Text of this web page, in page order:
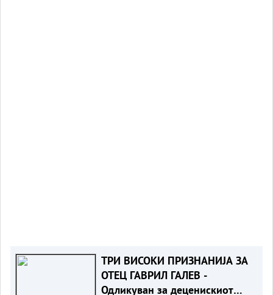
ТРИ ВИСОКИ ПРИЗНАНИЈА ЗА
ОТЕЦ ГАВРИЛ ГАЛЕВ -
Одликуван за деценискиот